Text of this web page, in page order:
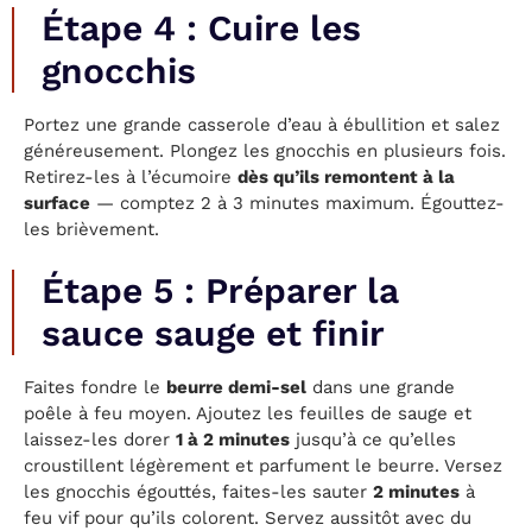
Étape 4 : Cuire les
gnocchis
Portez une grande casserole d’eau à ébullition et salez
généreusement. Plongez les gnocchis en plusieurs fois.
Retirez-les à l’écumoire dès qu’ils remontent à la
surface — comptez 2 à 3 minutes maximum. Égouttez-
les brièvement.
Étape 5 : Préparer la
sauce sauge et finir
Faites fondre le beurre demi-sel dans une grande
poêle à feu moyen. Ajoutez les feuilles de sauge et
laissez-les dorer 1 à 2 minutes jusqu’à ce qu’elles
croustillent légèrement et parfument le beurre. Versez
les gnocchis égouttés, faites-les sauter 2 minutes à
feu vif pour qu’ils colorent. Servez aussitôt avec du